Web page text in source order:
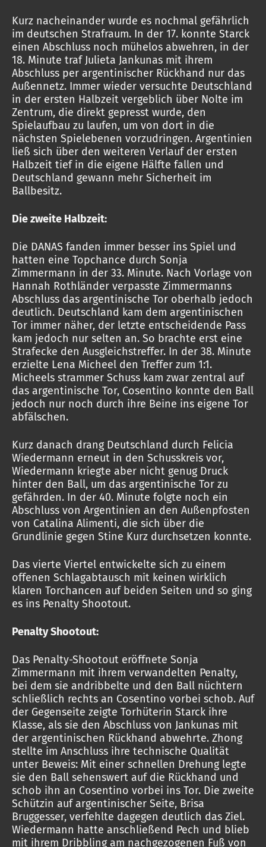
Kurz nacheinander wurde es nochmal gefährlich
im deutschen Strafraum. In der 17. konnte Starck
einen Abschluss noch mühelos abwehren, in der
18. Minute traf Julieta Jankunas mit ihrem
Abschluss per argentinischer Rückhand nur das
Außennetz. Immer wieder versuchte Deutschland
in der ersten Halbzeit vergeblich über Nolte im
Zentrum, die direkt gepresst wurde, den
Spielaufbau zu laufen, um von dort in die
nächsten Spielebenen vorzudringen. Argentinien
ließ sich über den weiteren Verlauf der ersten
Halbzeit tief in die eigene Hälfte fallen und
Deutschland gewann mehr Sicherheit im
Ballbesitz.
Die zweite Halbzeit:
Die DANAS fanden immer besser ins Spiel und
hatten eine Topchance durch Sonja
Zimmermann in der 33. Minute. Nach Vorlage von
Hannah Rothländer verpasste Zimmermanns
Abschluss das argentinische Tor oberhalb jedoch
deutlich. Deutschland kam dem argentinischen
Tor immer näher, der letzte entscheidende Pass
kam jedoch nur selten an. So brachte erst eine
Strafecke den Ausgleichstreffer. In der 38. Minute
erzielte Lena Micheel den Treffer zum 1:1.
Micheels strammer Schuss kam zwar zentral auf
das argentinische Tor, Cosentino konnte den Ball
jedoch nur noch durch ihre Beine ins eigene Tor
abfälschen.
Kurz danach drang Deutschland durch Felicia
Wiedermann erneut in den Schusskreis vor,
Wiedermann kriegte aber nicht genug Druck
hinter den Ball, um das argentinische Tor zu
gefährden. In der 40. Minute folgte noch ein
Abschluss von Argentinien an den Außenpfosten
von Catalina Alimenti, die sich über die
Grundlinie gegen Stine Kurz durchsetzen konnte.
Das vierte Viertel entwickelte sich zu einem
offenen Schlagabtausch mit keinen wirklich
klaren Torchancen auf beiden Seiten und so ging
es ins Penalty Shootout.
Penalty Shootout:
Das Penalty-Shootout eröffnete Sonja
Zimmermann mit ihrem verwandelten Penalty,
bei dem sie andribbelte und den Ball nüchtern
schließlich rechts an Cosentino vorbei schob. Auf
der Gegenseite zeigte Torhüterin Starck ihre
Klasse, als sie den Abschluss von Jankunas mit
der argentinischen Rückhand abwehrte. Zhong
stellte im Anschluss ihre technische Qualität
unter Beweis: Mit einer schnellen Drehung legte
sie den Ball sehenswert auf die Rückhand und
schob ihn an Cosentino vorbei ins Tor. Die zweite
Schützin auf argentinischer Seite, Brisa
Bruggesser, verfehlte dagegen deutlich das Ziel.
Wiedermann hatte anschließend Pech und blieb
mit ihrem Dribbling am nachgezogenen Fuß von